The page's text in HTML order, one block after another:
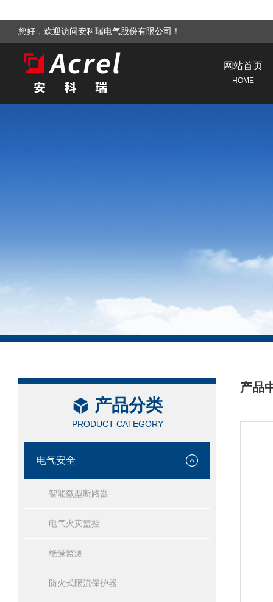
您好，欢迎访问安科瑞电气股份有限公司！
网站首页
HOME
产品分类
PRODUCT CATEGORY
电气安全
智能微型断路器
电气火灾监控
绝缘监测
防火式限流保护器
产品
/